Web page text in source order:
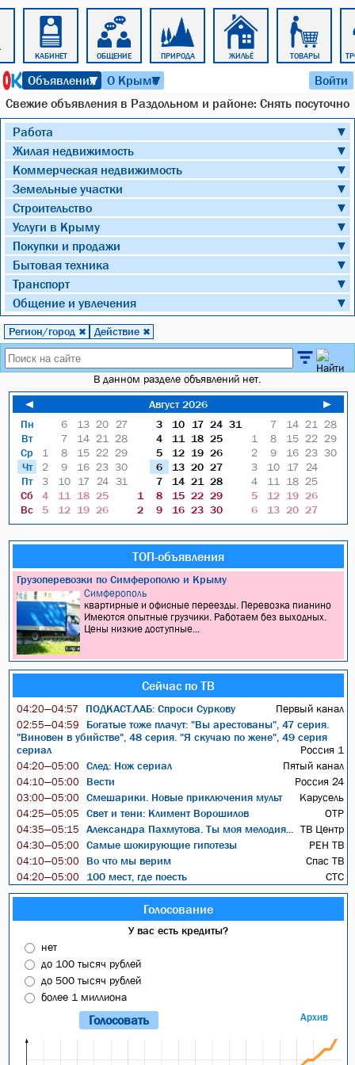
КАБИНЕТ ОБЩЕНИЕ ПРИРОДА ЖИЛЬЁ ТОВАРЫ
Объявления
▼ О Крыме
▼ Войти
Cвежие объявления в Раздольном и районе: Снять посуточно
Работа
▼
Жилая недвижимость ▼
Коммерческая недвижимость ▼
Земельные участки ▼
Строительство ▼
Услуги в Крыму ▼
Покупки и продажи ▼
Бытовая техника ▼
Транспорт ▼
Общение и увлечения ▼
Регион/город ✖ Действие ✖
В данном разделе объявлений нет.
◄
Август 2026
►
Пн
Вт
Ср
Чт
Пт
Сб
Вс
6 13 20
27
7
14 21
28
1
8 15 22 29
2
9 16 23 30
3
10 17 24 31
4
11 18 25
5
12 19 26
3 10 17 24 31
4
11 18 25
5
12 19 26
6
13 20 27
7
14 21
28
1
8 15 22 29
2
9 16 23 30
7 14 21
28
1
8 15 22 29
2
9 16 23 30
3
10 17
24
4
11 18 25
5
12 19 26
6
13 20 27
ТОП-объявления
Грузоперевозки по Симферополю и Крыму
Симферополь
квартирные и офисные переезды. Перевозка пианино
Имеются опытные грузчики. Работаем без выходных.
Цены низкие доступные...
Сейчас по ТВ
04:20—04:57 ПОДКАСТ.ЛАБ: Спроси Суркову Первый канал
02:55—04:59
Богатые тоже плачут: "Вы арестованы", 47 серия.
"Виновен в убийстве", 48 серия. "Я скучаю по жене", 49 серия
сериал
Россия 1
04:20—05:00 След: Нож сериал Пятый канал
04:10—05:00 Вести Россия 24
03:00—05:00 Смешарики. Новые приключения мульт Карусель
04:25—05:05 Свет и тени: Климент Ворошилов ОТР
04:35—05:15 Александра Пахмутова. Ты моя мелодия... ТВ Центр
04:30—05:00 Самые шокирующие гипотезы РЕН ТВ
04:10—05:00 Во что мы верим Спас ТВ
04:20—05:00 100 мест, где поесть СТС
Голосование
У вас есть кредиты?
нет
до 100 тысяч рублей
до 500 тысяч рублей
более 1 миллиона
Архив